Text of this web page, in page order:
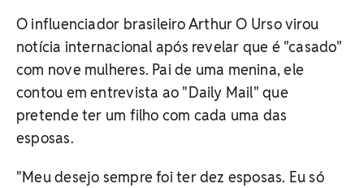
O influenciador brasileiro Arthur O Urso virou
notícia internacional após revelar que é "casado"
com nove mulheres. Pai de uma menina, ele
contou em entrevista ao "Daily Mail" que
pretende ter um filho com cada uma das
esposas.
"Meu desejo sempre foi ter dez esposas. Eu só